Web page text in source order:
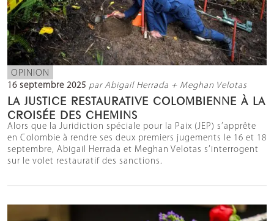
OPINION
16 septembre 2025 par Abigail Herrada + Meghan Velotas
LA JUSTICE RESTAURATIVE COLOMBIENNE À LA
CROISÉE DES CHEMINS
Alors que la Juridiction spéciale pour la Paix (JEP) s’apprête
en Colombie à rendre ses deux premiers jugements le 16 et 18
septembre, Abigail Herrada et Meghan Velotas s’interrogent
sur le volet restauratif des sanctions.